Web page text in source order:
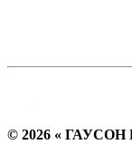
© 2026 « ГАУСОН